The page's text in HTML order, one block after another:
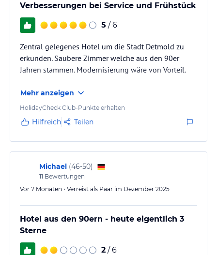
Verbesserungen bei Service und Frühstück
5 / 6
Zentral gelegenes Hotel um die Stadt Detmold zu
erkunden. Saubere Zimmer welche aus den 90er
Jahren stammen. Modernisierung wäre von Vorteil.
Mehr anzeigen
HolidayCheck Club-Punkte erhalten
Hilfreich Teilen
Michael (46-50)
11 Bewertungen
Vor 7 Monaten • Verreist als Paar im Dezember 2025
Hotel aus den 90ern - heute eigentlich 3
Sterne
2 / 6